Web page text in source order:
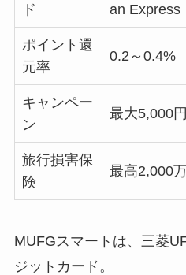
ド
an Express
ポイント還
元率
0.2～0.4%
キャンペー
ン
最大5,000
旅行損害保
険
最高2,000
MUFGスマートは、三菱
ジットカード。